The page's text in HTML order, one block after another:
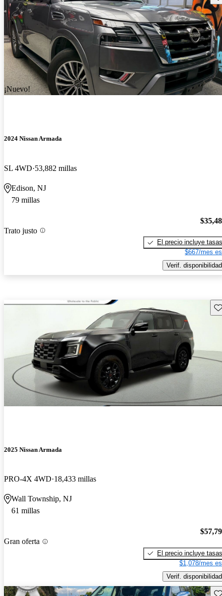
¡Nuevo!
2024 Nissan Armada
SL 4WD 53,882 millas
Edison, NJ
79 millas
Trato justo
El precio incluye tasas
$667/mes
Verif. disponibilidad
2025 Nissan Armada
PRO-4X 4WD 18,433 millas
Wall Township, NJ
61 millas
Gran oferta
El precio incluye tasas
$1,078/mes
Verif. disponibilidad